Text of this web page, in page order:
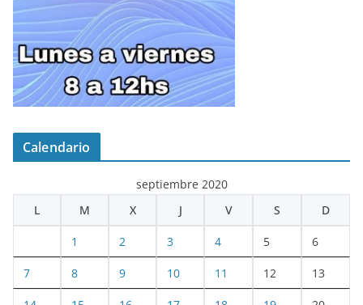
Calendario
septiembre 2020
L
M X J V S D
1 2 3 4 5 6
7 8 9 10 11 12 13